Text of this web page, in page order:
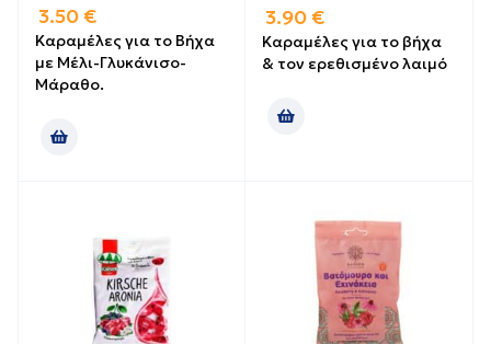
3.50 €
Καραμέλες για το Βήχα
με Μέλι-Γλυκάνισο-
Μάραθο.
3.90 €
Καραμέλες για το βήχα
& τον ερεθισμένο λαιμό